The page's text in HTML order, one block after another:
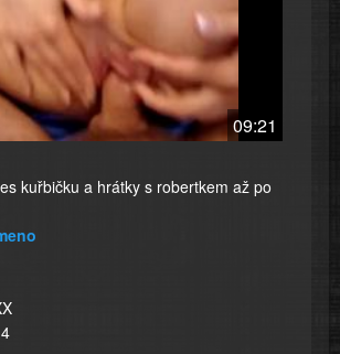
09:21
kuřbičku a hrátky s robertkem až po